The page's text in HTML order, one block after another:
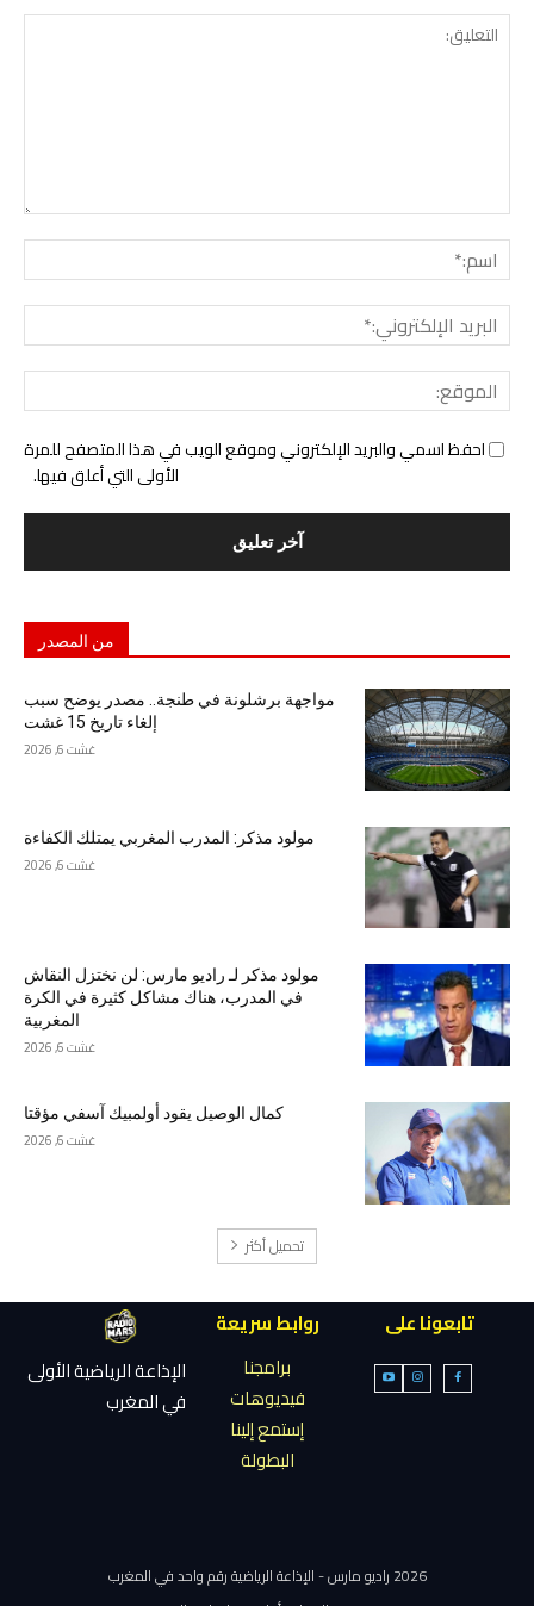
احفظ اسمي والبريد الإلكتروني وموقع الويب في هذا المتصفح للمرة
الأولى التي أعلق فيها.
من المصدر
مواجهة برشلونة في طنجة.. مصدر يوضح سبب
إلغاء تاريخ 15 غشت
غشت 6, 2026
مولود مذكر: المدرب المغربي يمتلك الكفاءة
غشت 6, 2026
مولود مذكر لـ راديو مارس: لن نختزل النقاش
في المدرب، هناك مشاكل كثيرة في الكرة
المغربية
غشت 6, 2026
كمال الوصيل يقود أولمبيك آسفي مؤقتا
غشت 6, 2026
تحميل أكثر
تابعونا على
روابط سريعة
برامجنا
فيديوهات
إستمع إلينا
البطولة
الإذاعة الرياضية الأولى
في المغرب
2026 راديو مارس - الإذاعة الرياضية رقم واحد في المغرب